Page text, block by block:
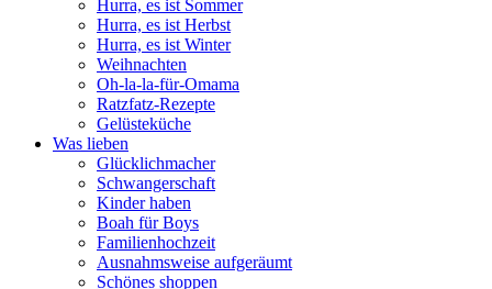
Hurra, es ist Sommer
Hurra, es ist Herbst
Hurra, es ist Winter
Weihnachten
Oh-la-la-für-Omama
Ratzfatz-Rezepte
Gelüsteküche
Was lieben
Glücklichmacher
Schwangerschaft
Kinder haben
Boah für Boys
Familienhochzeit
Ausnahmsweise aufgeräumt
Schönes shoppen